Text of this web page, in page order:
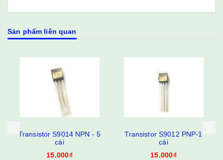
Sản phẩm liên quan
Transistor S9012 PNP-1
cái
15.000₫
Transistor S9013 NPN 5
cái
15.000₫